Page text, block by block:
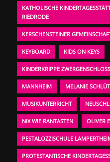
KATHOLISCHE
RIEDRODE
KERSCHENSTEINER
KEYBOARD KIDS ON KEYS
KINDERKRIPPE ZWERGENSCHLOSS
MANNHEIM MELANIE
MUSIKUNTERRICHT
NIX WIE RANTASTEN OLIVER
PESTALOZZISCHULE
PROTESTANTISCHE